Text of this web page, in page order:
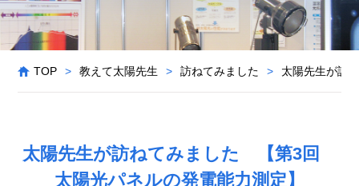
TOP > 教えて太陽先生 > 訪ねてみました > 太陽先生が訪
太陽先生が訪ねてみました 【第3回
太陽光パネルの発電能力測定】